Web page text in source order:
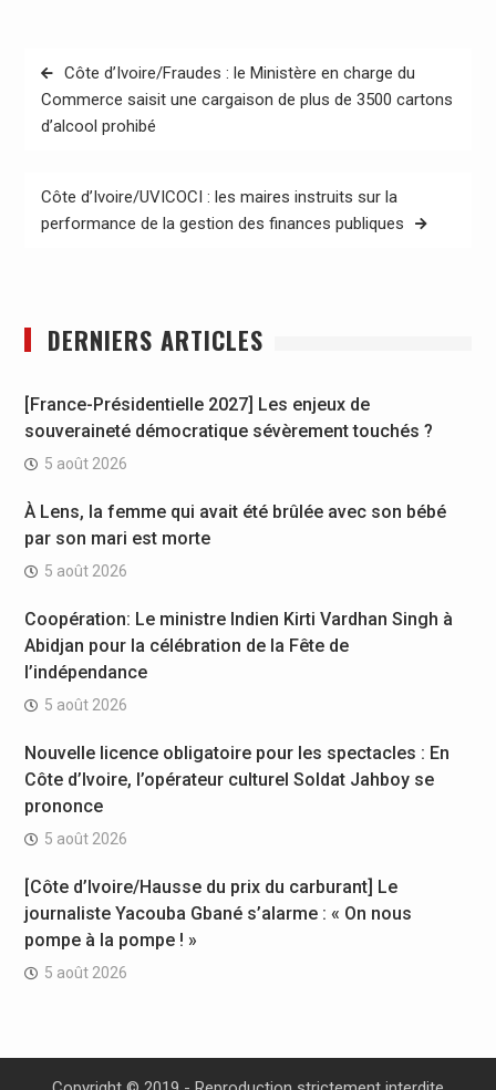
Navigation
de
l’article
Côte d’Ivoire/Fraudes : le Ministère en charge du
Commerce saisit une cargaison de plus de 3500 cartons
d’alcool prohibé
Côte d’Ivoire/UVICOCI : les maires instruits sur la
performance de la gestion des finances publiques
DERNIERS ARTICLES
[France-Présidentielle 2027] Les enjeux de
souveraineté démocratique sévèrement touchés ?
5 août 2026
À Lens, la femme qui avait été brûlée avec son bébé
par son mari est morte
5 août 2026
Coopération: Le ministre Indien Kirti Vardhan Singh à
Abidjan pour la célébration de la Fête de
l’indépendance
5 août 2026
Nouvelle licence obligatoire pour les spectacles : En
Côte d’Ivoire, l’opérateur culturel Soldat Jahboy se
prononce
5 août 2026
[Côte d’Ivoire/Hausse du prix du carburant] Le
journaliste Yacouba Gbané s’alarme : « On nous
pompe à la pompe ! »
5 août 2026